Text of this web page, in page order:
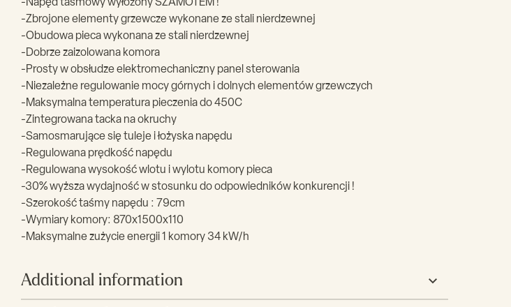
-Napęd taśmowy wyłożony SZAMOTEM !
-Zbrojone elementy grzewcze wykonane ze stali nierdzewnej
-Obudowa pieca wykonana ze stali nierdzewnej
-Dobrze zaizolowana komora
-Prosty w obsłudze elektromechaniczny panel sterowania
-Niezależne regulowanie mocy górnych i dolnych elementów grzewczych
-Maksymalna temperatura pieczenia do 450C
-Zintegrowana tacka na okruchy
-Samosmarujące się tuleje i łożyska napędu
-Regulowana prędkość napędu
-Regulowana wysokość wlotu i wylotu komory pieca
-30% wyższa wydajność w stosunku do odpowiedników konkurencji !
-Szerokość taśmy napędu : 79cm
-Wymiary komory: 870x1500x110
-Maksymalne zużycie energii 1 komory 34 kW/h
Additional information